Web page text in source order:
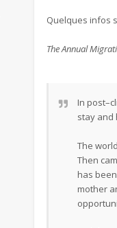
Quelques infos
The Annual
In
stay and
The
Then
has
mother